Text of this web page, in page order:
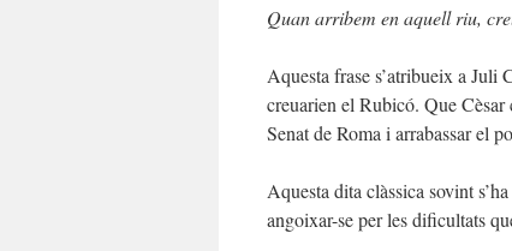
Quan arribem en aquell riu,
Aquesta frase s’atribueix a Juli
creuarien el Rubicó. Que Cèsar
Senat de Roma i arrabassar el
Aquesta dita clàssica sovint
angoixar-se per les dificultats